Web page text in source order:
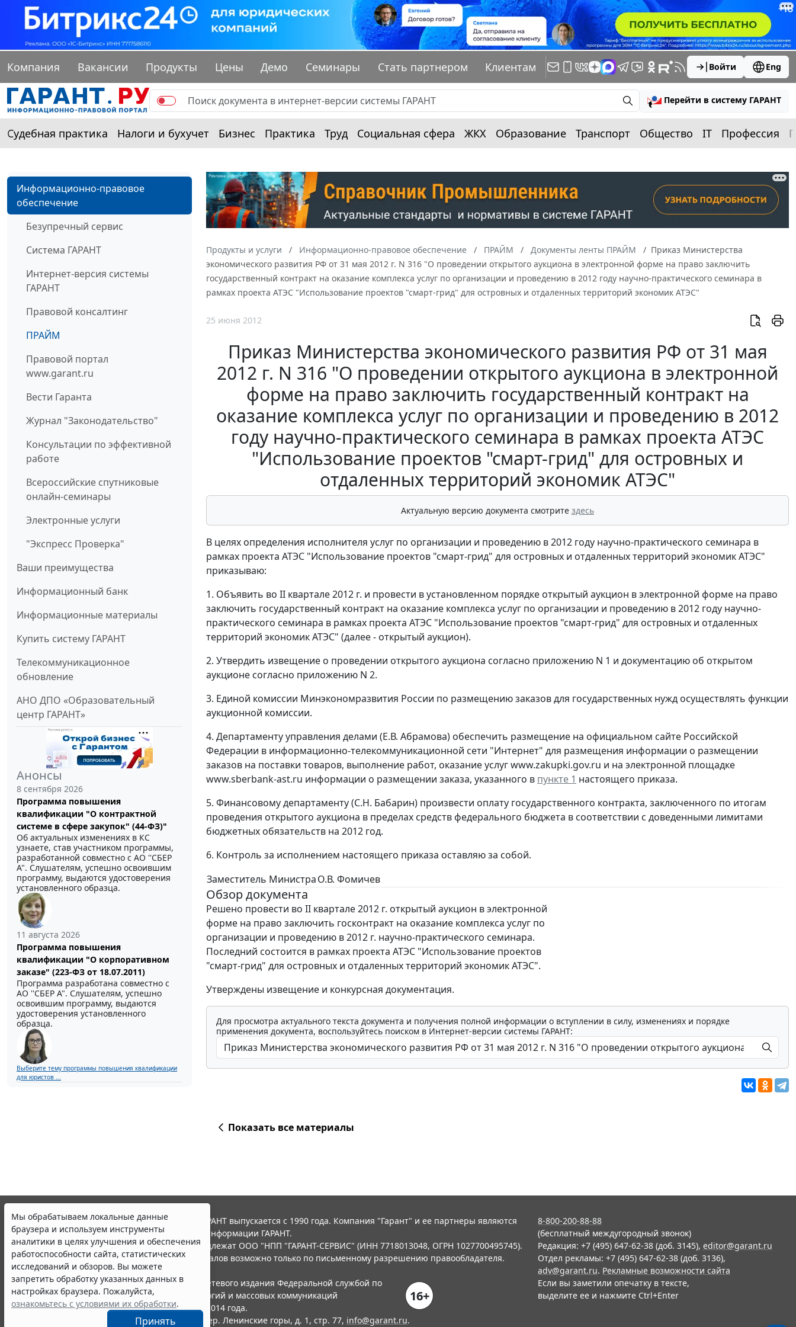
Компания Вакансии Продукты Цены Демо Семинары Стать партнером Клиентам Войти Eng
Перейти в систему ГАРАНТ
Судебная практика Налоги и бухучет Бизнес Практика Труд Социальная сфера ЖКХ Образование Транспорт Общество IT Профессия
Информационно-правовое
обеспечение
Безупречный сервис
Система ГАРАНТ
Интернет-версия системы
ГАРАНТ
Правовой консалтинг
ПРАЙМ
Правовой портал
www.garant.ru
Вести Гаранта
Журнал "Законодательство"
Консультации по эффективной
работе
Всероссийские спутниковые
онлайн-семинары
Электронные услуги
"Экспресс Проверка"
Ваши преимущества
Информационный банк
Информационные материалы
Купить систему ГАРАНТ
Телекоммуникационное
обновление
АНО ДПО «Образовательный
центр ГАРАНТ»
Анонсы
8 сентября 2026
Программа повышения
квалификации "О контрактной
системе в сфере закупок" (44-ФЗ)"
Об актуальных изменениях в КС
узнаете, став участником программы,
разработанной совместно с АО ''СБЕР
А". Слушателям, успешно освоившим
программу, выдаются удостоверения
установленного образца.
11 августа 2026
Программа повышения
квалификации "О корпоративном
заказе" (223-ФЗ от 18.07.2011)
Программа разработана совместно с
АО ''СБЕР А". Слушателям, успешно
освоившим программу, выдаются
удостоверения установленного
образца.
Выберите тему программы повышения квалификации
для юристов ...
Продукты и услуги Информационно-правовое обеспечение ПРАЙМ Документы ленты ПРАЙМ
Приказ Министерства
экономического развития РФ от 31 мая 2012 г. N 316 "О проведении открытого аукциона в электронной форме на право заключить
государственный контракт на оказание комплекса услуг по организации и проведению в 2012 году научно-практического семинара в
рамках проекта АТЭС "Использование проектов "смарт-грид" для островных и отдаленных территорий экономик АТЭС"
25 июня 2012
Приказ Министерства экономического развития РФ от 31 мая
2012 г. N 316 "О проведении открытого аукциона в электронной
форме на право заключить государственный контракт на
оказание комплекса услуг по организации и проведению в 2012
году научно-практического семинара в рамках проекта АТЭС
"Использование проектов "смарт-грид" для островных и
отдаленных территорий экономик АТЭС"
Актуальную версию документа смотрите здесь
В целях определения исполнителя услуг по организации и проведению в 2012 году научно-практического семинара в
рамках проекта АТЭС "Использование проектов "смарт-грид" для островных и отдаленных территорий экономик АТЭС"
приказываю:
1. Объявить во II квартале 2012 г. и провести в установленном порядке открытый аукцион в электронной форме на право
заключить государственный контракт на оказание комплекса услуг по организации и проведению в 2012 году научно-
практического семинара в рамках проекта АТЭС "Использование проектов "смарт-грид" для островных и отдаленных
территорий экономик АТЭС" (далее - открытый аукцион).
2. Утвердить извещение о проведении открытого аукциона согласно приложению N 1 и документацию об открытом
аукционе согласно приложению N 2.
3. Единой комиссии Минэкономразвития России по размещению заказов для государственных нужд осуществлять функции
аукционной комиссии.
4. Департаменту управления делами (Е.В. Абрамова) обеспечить размещение на официальном сайте Российской
Федерации в информационно-телекоммуникационной сети "Интернет" для размещения информации о размещении
заказов на поставки товаров, выполнение работ, оказание услуг www.zakupki.gov.ru и на электронной площадке
www.sberbank-ast.ru информации о размещении заказа, указанного в пункте 1 настоящего приказа.
5. Финансовому департаменту (С.Н. Бабарин) произвести оплату государственного контракта, заключенного по итогам
проведения открытого аукциона в пределах средств федерального бюджета в соответствии с доведенными лимитами
бюджетных обязательств на 2012 год.
6. Контроль за исполнением настоящего приказа оставляю за собой.
Заместитель МинистраО.В. Фомичев
Обзор документа
Решено провести во II квартале 2012 г. открытый аукцион в электронной
форме на право заключить госконтракт на оказание комплекса услуг по
организации и проведению в 2012 г. научно-практического семинара.
Последний состоится в рамках проекта АТЭС "Использование проектов
"смарт-грид" для островных и отдаленных территорий экономик АТЭС".
Утверждены извещение и конкурсная документация.
Для просмотра актуального текста документа и получения полной информации о вступлении в силу, изменениях и порядке
применения документа, воспользуйтесь поиском в Интернет-версии системы ГАРАНТ:
Показать все материалы
Мы обрабатываем локальные данные
браузера и используем инструменты
аналитики в целях улучшения и обеспечения
работоспособности сайта, статистических
исследований и обзоров. Вы можете
запретить обработку указанных данных в
настройках браузера. Пожалуйста,
ознакомьтесь с условиями их обработки.
Принять
© ООО "НПП "ГАРАНТ-СЕРВИС", 2026. Система ГАРАНТ выпускается с 1990 года. Компания "Гарант" и ее партнеры являются
участниками Российской ассоциации правовой информации ГАРАНТ.
Все права на материалы сайта ГАРАНТ.РУ принадлежат ООО "НПП "ГАРАНТ-СЕРВИС" (ИНН 7718013048, ОГРН 1027700495745).
Полное или частичное воспроизведение материалов возможно только по письменному разрешению правообладателя.
Правила использования портала.
Портал ГАРАНТ.РУ зарегистрирован в качестве сетевого издания Федеральной службой по
надзору в сфере связи,информационных технологий и массовых коммуникаций
(Роскомнадзором), Эл № ФС77-58365 от 18 июня 2014 года.
16+
ООО "НПП "ГАРАНТ-СЕРВИС", 119234, г. Москва, тер. Ленинские горы, д. 1, стр. 77, info@garant.ru.
8-800-200-88-88
(бесплатный междугородный звонок)
Редакция: +7 (495) 647-62-38 (доб. 3145), editor@garant.ru
Отдел рекламы: +7 (495) 647-62-38 (доб. 3136),
adv@garant.ru. Рекламные возможности сайта
Если вы заметили опечатку в тексте,
выделите ее и нажмите Ctrl+Enter